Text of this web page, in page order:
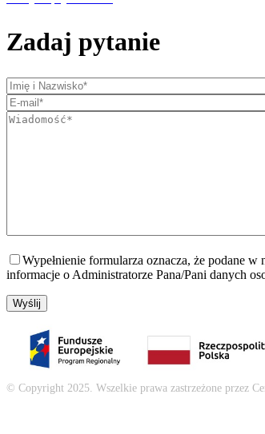
Zadaj pytanie
Wypełnienie formularza oznacza, że podane
informacje o Administratorze Pana/Pani danych
© Copyright 2025. Wszelkie prawa zastrzeżone przez